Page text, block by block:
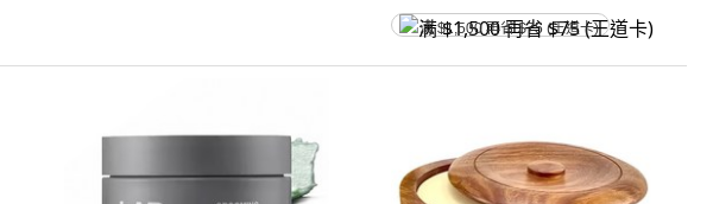
满 $1,500 再省 $75 (王道卡)